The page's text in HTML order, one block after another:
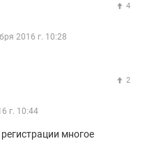
4
2016 г. 10:28
2
г. 10:44
многое